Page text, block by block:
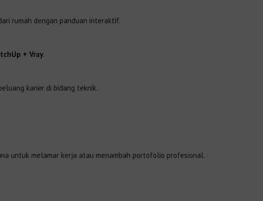
rumah dengan panduan interaktif.
+ Vray.
karier di bidang teknik.
untuk melamar kerja atau menambah portofolio profesional.